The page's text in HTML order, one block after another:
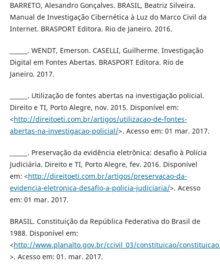
BARRETO, Alesandro Gonçalves. BRASIL, Beatriz Silveira.
Manual de Investigação Cibernética à Luz do Marco Civil da
Internet. BRASPORT Editora. Rio de Janeiro. 2016.
______. WENDT, Emerson. CASELLI, Guilherme. Investigação
Digital em Fontes Abertas. BRASPORT Editora. Rio de
Janeiro. 2017.
______. Utilização de fontes abertas na investigação policial.
Direito e TI, Porto Alegre, nov. 2015. Disponível em:
<http://direitoeti.com.br/artigos/utilizacao-de-fontes-
abertas-na-investigacao-policial/>. Acesso em: 01 mar. 2017.
______. Preservação da evidência eletrônica: desafio à Polícia
Judiciária. Direito e TI, Porto Alegre, fev. 2016. Disponível
em: <http://direitoeti.com.br/artigos/preservacao-da-
evidencia-eletronica-desafio-a-policia-judiciaria/>. Acesso
em: 01 mar. 2017.
BRASIL. Constituição da República Federativa do Brasil de
1988. Disponível em:
<http://www.planalto.gov.br/ccivil_03/constituicao/
>. Acesso em: 01. mar. 2017.